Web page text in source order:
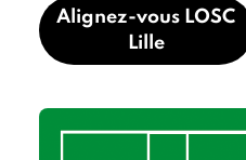
Alignez-vous LOSC
Lille